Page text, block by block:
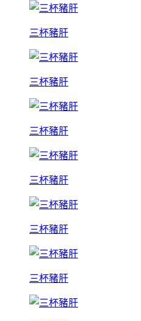
三杯豬肝
三杯豬肝
三杯豬肝
三杯豬肝
三杯豬肝
三杯豬肝